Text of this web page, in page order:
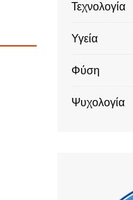
Τεχνολογία
Υγεία
Φύση
Ψυχολογία